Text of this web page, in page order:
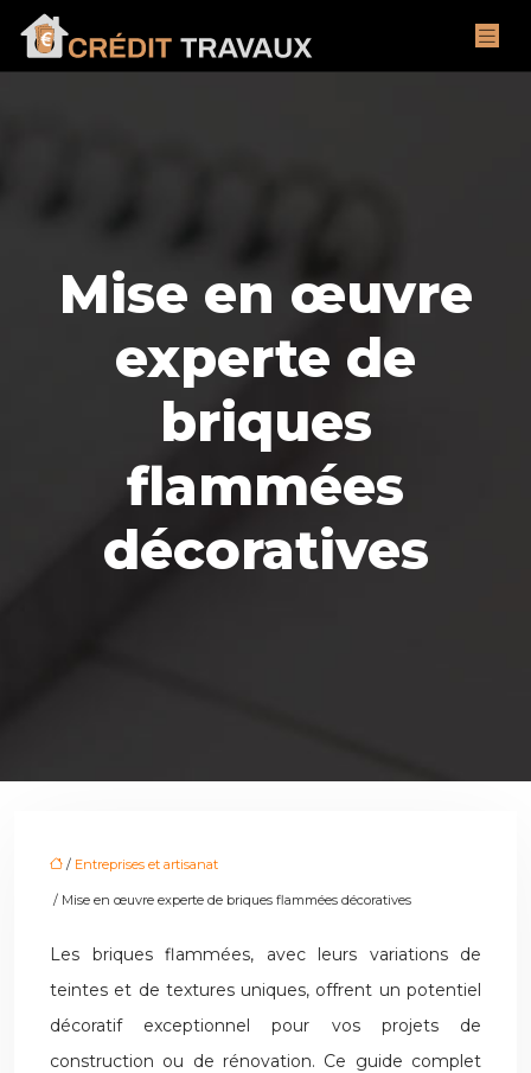
Mise en œuvre
experte de
briques
flammées
décoratives
/ Entreprises et artisanat
/ Mise en œuvre experte de briques flammées décoratives
Les briques flammées, avec leurs variations de
teintes et de textures uniques, offrent un potentiel
décoratif exceptionnel pour vos projets de
construction ou de rénovation. Ce guide complet